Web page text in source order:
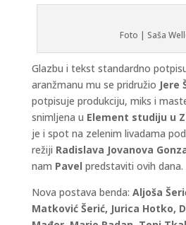
Foto | Saša
Glazbu i tekst standardno
aranžmanu mu se pridružio Jere
potpisuje produkciju, miks i
snimljena u Element studiju u
je i spot na zelenim livadama
režiji Radislava Jovanova
nam Pavel predstaviti ovih dana.
Nova postava benda: Aljoša
Matković Šerić, Jurica Hotko,